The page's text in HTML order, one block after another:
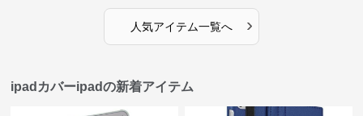
人気アイテム一覧へ ›
ipadカバーipadの新着アイテム